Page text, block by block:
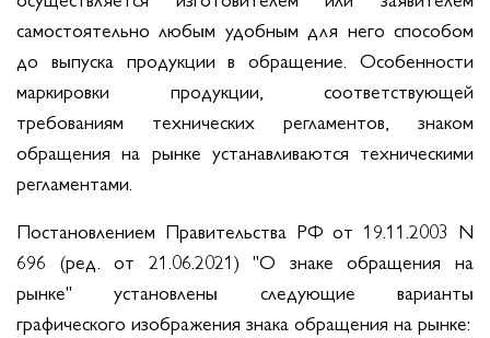
самостоятельно любым удобным для него способом
до выпуска продукции в обращение. Особенности
маркировки продукции, соответствующей
требованиям технических регламентов, знаком
обращения на рынке устанавливаются техническими
регламентами.
Постановлением Правительства РФ от 19.11.2003 N
696 (ред. от 21.06.2021) "О знаке обращения на
рынке" установлены следующие варианты
графического изображения знака обращения на рынке: